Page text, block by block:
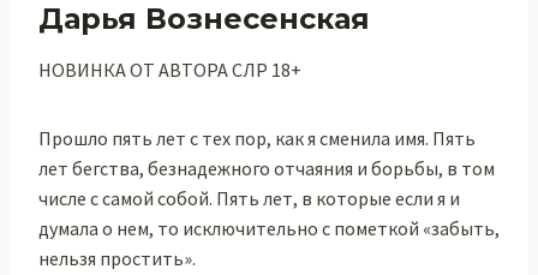
Дарья Вознесенская
НОВИНКА ОТ АВТОРА СЛР 18+
Прошло пять лет с тех пор, как я сменила имя. Пять
лет бегства, безнадежного отчаяния и борьбы, в том
числе с самой собой. Пять лет, в которые если я и
думала о нем, то исключительно с пометкой «забыть,
нельзя простить».